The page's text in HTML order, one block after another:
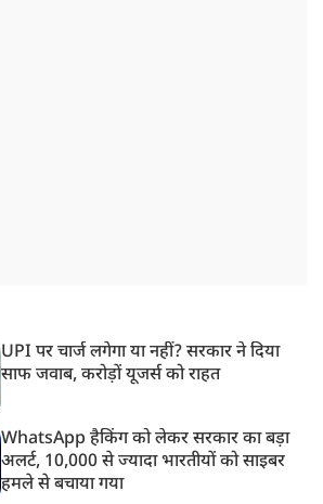
UPI पर चार्ज लगेगा या नहीं? सरकार ने दिया
साफ जवाब, करोड़ों यूजर्स को राहत
WhatsApp हैकिंग को लेकर सरकार का बड़ा
अलर्ट, 10,000 से ज्यादा भारतीयों को साइबर
हमले से बचाया गया